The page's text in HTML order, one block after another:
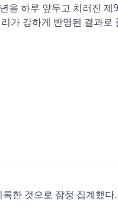
을 하루 앞두고 치러진
리가 강하게 반영된 결과로
한 것으로 잠정 집계했